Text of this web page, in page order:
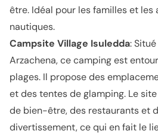
être. Idéal pour les familles et
nautiques.
Campsite Village Isuledda:
Arzachena, ce camping est
plages. Il propose des
et des tentes de glamping. Le
de bien-être, des restaurants et
divertissement, ce qui en fait le